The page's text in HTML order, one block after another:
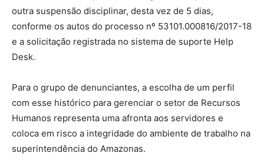
outra suspensão disciplinar, desta vez de 5 dias,
conforme os autos do processo nº 53101.000816/2017-18
e a solicitação registrada no sistema de suporte Help
Desk.
Para o grupo de denunciantes, a escolha de um perfil
com esse histórico para gerenciar o setor de Recursos
Humanos representa uma afronta aos servidores e
coloca em risco a integridade do ambiente de trabalho na
superintendência do Amazonas.